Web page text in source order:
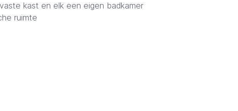
kast en elk een eigen badkamer
ruimte